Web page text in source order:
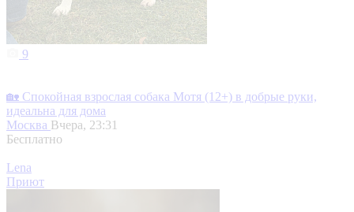
9
🏡 Спокойная взрослая собака Мотя (12+) в добрые руки,
идеальна для дома
Москва Вчера, 23:31
Бесплатно
Lena
Приют